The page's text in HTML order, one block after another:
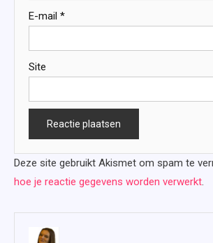
E-mail *
Site
Deze site gebruikt Akismet om spam te
hoe je reactie gegevens worden verwerkt.